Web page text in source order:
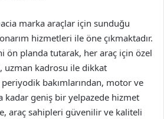
marka araçlar için sunduğu
hizmetleri ile öne çıkmaktadır.
ön planda tutarak, her araç için özel
uzman kadrosu ile dikkat
bakımlarından, motor ve
kadar geniş bir yelpazede hizmet
araç sahipleri güvenilir ve kaliteli